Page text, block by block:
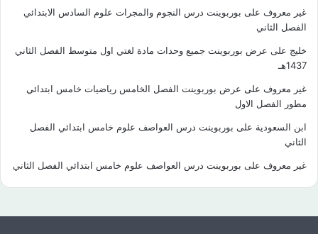
غير معروف على بوربوينت درس النجوم والمجرات علوم السادس الابتدائي
الفصل الثاني
خليج على عرض بوربوينت جميع وحدات مادة لغتي اول متوسط الفصل الثاني
1437هـ
غير معروف على عرض بوربوينت الفصل الخامس رياضيات خامس ابتدائي
مطور الفصل الاول
ابن السعودية على بوربوينت درس العواصف علوم خامس ابتدائي الفصل
الثاني
غير معروف على بوربوينت درس العواصف علوم خامس ابتدائي الفصل الثاني